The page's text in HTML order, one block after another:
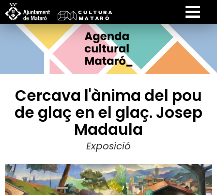
Cercava l'ànima del pou
de glaç en el glaç. Josep
Madaula
Exposició